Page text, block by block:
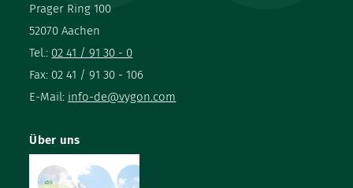
Prager Ring 100
52070 Aachen
Tel.: 02 41 / 91 30 - 0
Fax: 02 41 / 91 30 - 106
E-Mail: info-de@vygon.com
Über uns